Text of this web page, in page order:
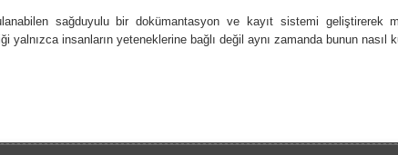
sağduyulu bir dokümantasyon ve kayıt sistemi geliştirerek
insanların yeteneklerine bağlı değil aynı zamanda bunun nasıl